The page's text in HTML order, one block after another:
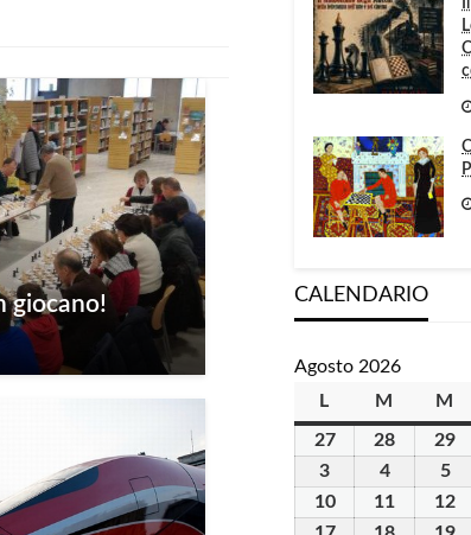
giocano! CALENDARIO
Agosto 2026
L lunedìM martedì
M
2727
Luglio
2026
28
Luglio
2026
29
3
Agosto
2026
44
Agosto
2026
55
1010
11 12